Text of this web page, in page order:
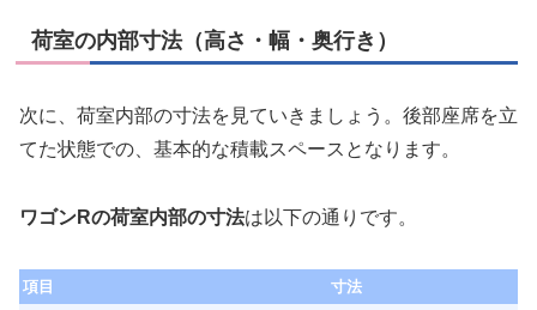
荷室の内部寸法（高さ・幅・奥行き）
次に、荷室内部の寸法を見ていきましょう。後部座席を立
てた状態での、基本的な積載スペースとなります。
ワゴンRの荷室内部の寸法は以下の通りです。
項目
寸法